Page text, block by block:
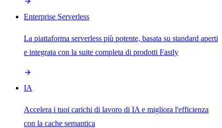
Enterprise Serverless
La piattaforma serverless più potente, basata su standard aperti
e integrata con la suite completa di prodotti Fastly
IA
Accelera i tuoi carichi di lavoro di IA e migliora l'efficienza
con la cache semantica